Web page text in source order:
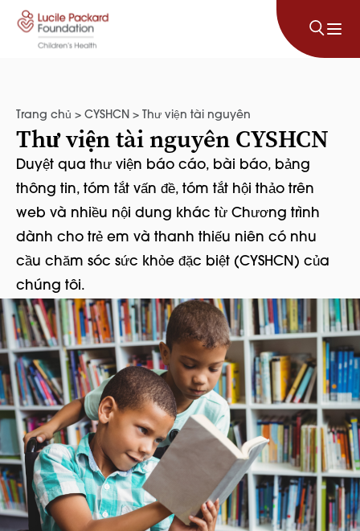
Bỏ qua nội dung
Trang chủ > CYSHCN > Thư viện tài nguyên
Thư viện tài nguyên CYSHCN
Duyệt qua thư viện báo cáo, bài báo, bảng
thông tin, tóm tắt vấn đề, tóm tắt hội thảo trên
web và nhiều nội dung khác từ Chương trình
dành cho trẻ em và thanh thiếu niên có nhu
cầu chăm sóc sức khỏe đặc biệt (CYSHCN) của
chúng tôi.